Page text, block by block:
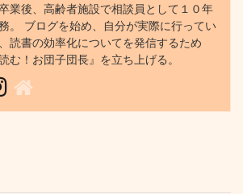
業後、高齢者施設で相談員として１０年
。 ブログを始め、自分が実際に行ってい
読書の効率化についてを発信するため
読む！お団子団長』を立ち上げる。